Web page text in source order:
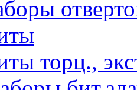
торц.,